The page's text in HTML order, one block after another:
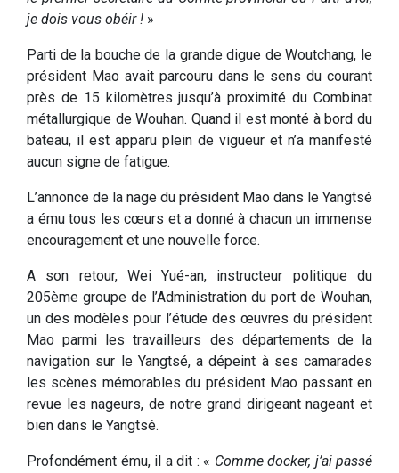
je dois vous obéir ! »
Parti de la bouche de la grande digue de Woutchang, le
président Mao avait parcouru dans le sens du courant
près de 15 kilomètres jusqu’à proximité du Combinat
métallurgique de Wouhan. Quand il est monté à bord du
bateau, il est apparu plein de vigueur et n’a manifesté
aucun signe de fatigue.
L’annonce de la nage du président Mao dans le Yangtsé
a ému tous les cœurs et a donné à chacun un immense
encouragement et une nouvelle force.
A son retour, Wei Yué-an, instructeur politique du
205ème groupe de l’Administration du port de Wouhan,
un des modèles pour l’étude des œuvres du président
Mao parmi les travailleurs des départements de la
navigation sur le Yangtsé, a dépeint à ses camarades
les scènes mémorables du président Mao passant en
revue les nageurs, de notre grand dirigeant nageant et
bien dans le Yangtsé.
Profondément ému, il a dit : « Comme docker, j’ai passé